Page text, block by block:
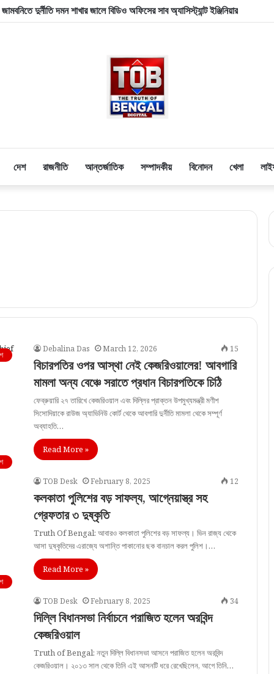
চড়ছে পারদ! দিল্লিতে শাহী দরবারে বাংলার ৩ সংখ্যালঘু সাংসদ, কী বললেন
দেশ রাজনীতি আন্তর্জাতিক সম্পাদকীয় বিনোদন খেলা
Debalina Das March 12, 2026 15
বিচারপতির ওপর আস্থা নেই কেজরিওয়ালের! আবগারি
মামলা অন্য বেঞ্চে সরাতে প্রধান বিচারপতিকে চিঠি
ফেব্রুয়ারি ২৭ তারিখে কেজরিওয়াল এবং দিল্লির প্রাক্তন উপমুখ্যমন্ত্রী মণীশ
সিসোদিয়াকে রাউজ অ্যাভিনিউ কোর্ট থেকে আবগারি দুর্নীতি মামলা থেকে সম্পূর্ণ
অব্যাহতি…
Read More »
TOB Desk
February 8, 2025 12
কলকাতা পুলিশের বড় সাফল্য, আগ্নেয়াস্ত্র সহ
গ্রেফতার ৩ দুষ্কৃতি
Truth Of Bengal: আবারও কলকাতা পুলিশের বড় সাফল্য। ভিন রাজ্য থেকে
আসা দুষ্কৃতিদের এরাজ্যে অশান্তি পাকানোর ছক বানচাল করল পুলিশ।…
Read More »
TOB Desk
February 8, 2025 34
দিল্লি বিধানসভা নির্বাচনে পরাজিত হলেন অরবিন্দ
কেজরিওয়াল
Truth of Bengal: নতুন দিল্লি বিধানসভা আসনে পরাজিত হলেন অরবিন্দ
কেজরিওয়াল। ২০১৩ সাল থেকে তিনি এই আসনটি ধরে রেখেছিলেন, আগে তিনি…